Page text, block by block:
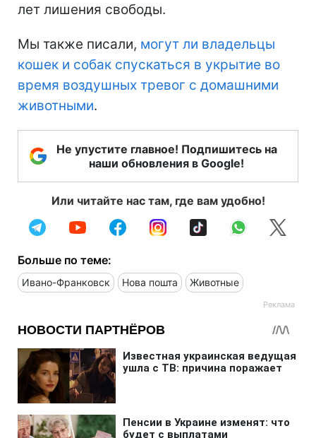
лет лишения свободы.
Мы также писали, могут ли владельцы
кошек и собак спускаться в укрытие во
время воздушных тревог с домашними
животными.
Не упустите главное! Подпишитесь на
наши обновления в Google!
Или читайте нас там, где вам удобно!
Больше по теме:
Ивано-Франковск Нова пошта Животные